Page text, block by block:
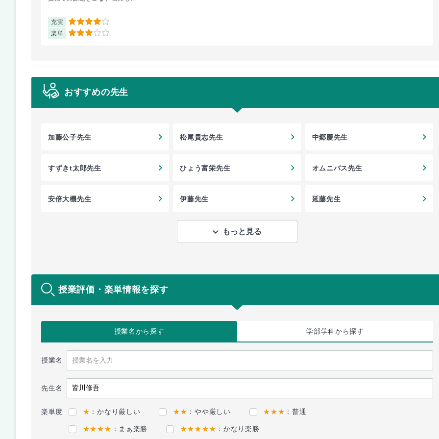
充実 4
楽単 3
おすすめの先生
加藤公子先生 松尾貴志先生 中郷慶先生
すずきt太郎先生 ひょう富栄先生 オムニバス先生
安倍大機先生 伊藤先生 延藤先生
もっと見る
授業評価・楽単情報を探す
授業名から探す 学部学科から探す
授業名
先生名
楽単度 ★ ：かなり厳しい ★★ ：やや厳しい ★★★ ：普通
★★★★ ：まぁ楽勝 ★★★★★ ：かなり楽勝